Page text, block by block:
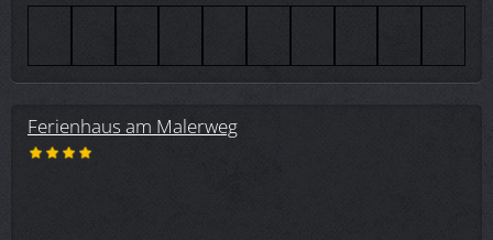
Ferienhaus am Malerweg